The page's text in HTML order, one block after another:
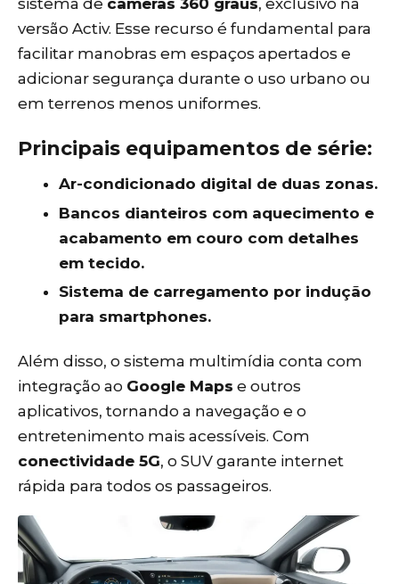
sistema de câmeras 360 graus, exclusivo na
versão Activ. Esse recurso é fundamental para
facilitar manobras em espaços apertados e
adicionar segurança durante o uso urbano ou
em terrenos menos uniformes.
Principais equipamentos de série:
Ar-condicionado digital de duas zonas.
Bancos dianteiros com aquecimento e
acabamento em couro com detalhes
em tecido.
Sistema de carregamento por indução
para smartphones.
Além disso, o sistema multimídia conta com
integração ao Google Maps e outros
aplicativos, tornando a navegação e o
entretenimento mais acessíveis. Com
conectividade 5G, o SUV garante internet
rápida para todos os passageiros.